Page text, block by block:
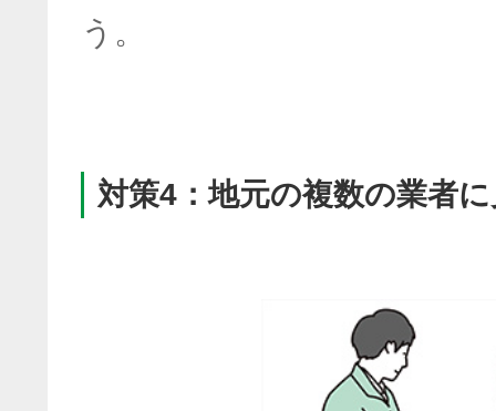
う。
対策4：地元の複数の業者